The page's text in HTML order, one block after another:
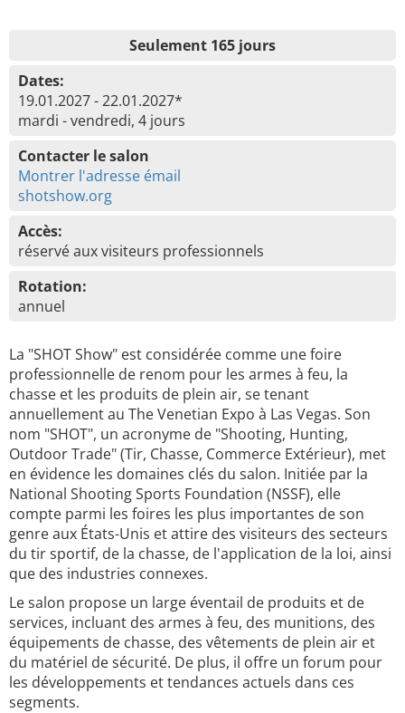
Seulement 165 jours
Dates:
19.01.2027 - 22.01.2027*
mardi - vendredi, 4 jours
Contacter le salon
Montrer l'adresse émail
shotshow.org
Accès:
réservé aux visiteurs professionnels
Rotation:
annuel
La "SHOT Show" est considérée comme une foire
professionnelle de renom pour les armes à feu, la
chasse et les produits de plein air, se tenant
annuellement au The Venetian Expo à Las Vegas. Son
nom "SHOT", un acronyme de "Shooting, Hunting,
Outdoor Trade" (Tir, Chasse, Commerce Extérieur), met
en évidence les domaines clés du salon. Initiée par la
National Shooting Sports Foundation (NSSF), elle
compte parmi les foires les plus importantes de son
genre aux États-Unis et attire des visiteurs des secteurs
du tir sportif, de la chasse, de l'application de la loi, ainsi
que des industries connexes.
Le salon propose un large éventail de produits et de
services, incluant des armes à feu, des munitions, des
équipements de chasse, des vêtements de plein air et
du matériel de sécurité. De plus, il offre un forum pour
les développements et tendances actuels dans ces
segments.